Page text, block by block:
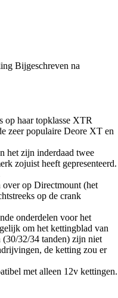
Bijgeschreven na
op haar topklasse XTR
zeer populaire Deore XT en
het zijn inderdaad twee
zojuist heeft gepresenteerd.
over op Directmount (het
op de crank
onderdelen voor het
om het kettingblad van
32/34 tanden) zijn niet
de ketting zou er
met alleen 12v kettingen.